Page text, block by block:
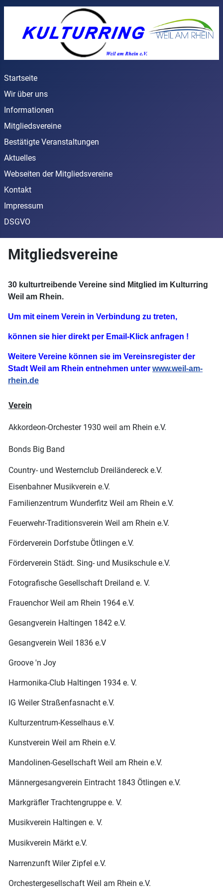
Startseite
Wir über uns
Informationen
Mitgliedsvereine
Bestätigte Veranstaltungen
Aktuelles
Webseiten der Mitgliedsvereine
Kontakt
Impressum
DSGVO
Mitgliedsvereine
30 kulturtreibende Vereine sind Mitglied im Kulturring
Weil am Rhein.
Um mit einem Verein in Verbindung zu treten,
können sie hier direkt per Email-Klick anfragen !
Weitere Vereine können sie im Vereinsregister der
Stadt Weil am Rhein entnehmen unter www.weil-am-
rhein.de
Verein
Akkordeon-Orchester 1930 weil am Rhein e.V.
Bonds Big Band
Country- und Westernclub Dreiländereck e.V.
Eisenbahner Musikverein e.V.
Familienzentrum Wunderfitz Weil am Rhein e.V.
Feuerwehr-Traditionsverein Weil am Rhein e.V.
Förderverein Dorfstube Ötlingen e.V.
Förderverein Städt. Sing- und Musikschule e.V.
Fotografische Gesellschaft Dreiland e. V.
Frauenchor Weil am Rhein 1964 e.V.
Gesangverein Haltingen 1842 e.V.
Gesangverein Weil 1836 e.V
Groove 'n Joy
Harmonika-Club Haltingen 1934 e. V.
IG Weiler Straßenfasnacht e.V.
Kulturzentrum-Kesselhaus e.V.
Kunstverein Weil am Rhein e.V.
Mandolinen-Gesellschaft Weil am Rhein e.V.
Männergesangverein Eintracht 1843 Ötlingen e.V.
Markgräfler Trachtengruppe e. V.
Musikverein Haltingen e. V.
Musikverein Märkt e.V.
Narrenzunft Wiler Zipfel e.V.
Orchestergesellschaft Weil am Rhein e.V.